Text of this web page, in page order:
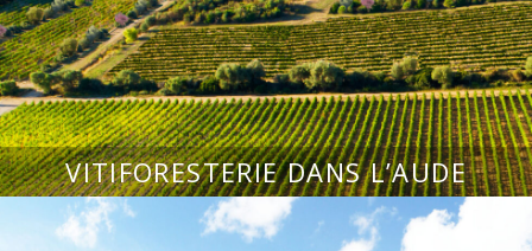
VITIFORESTERIE DANS L’AUDE